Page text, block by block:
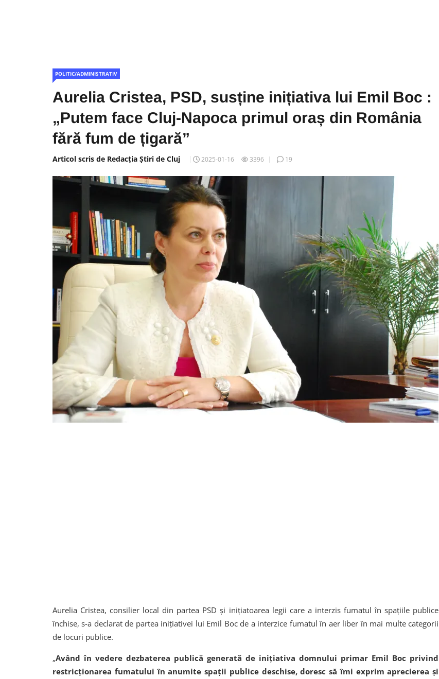
POLITIC/ADMINISTRATIV
Aurelia Cristea, PSD, susține inițiativa lui Emil Boc :
„Putem face Cluj-Napoca primul oraș din România
fără fum de țigară”
Articol scris de Redacția Știri de Cluj 2025-01-16 3396 19
Aurelia Cristea, consilier local din partea PSD și inițiatoarea legii care a interzis fumatul în spațiile publice
închise, s-a declarat de partea inițiativei lui Emil Boc de a interzice fumatul în aer liber în mai multe categorii
de locuri publice.
„Având în vedere dezbaterea publică generată de inițiativa domnului primar Emil Boc privind
restricționarea fumatului în anumite spații publice deschise, doresc să îmi exprim aprecierea și